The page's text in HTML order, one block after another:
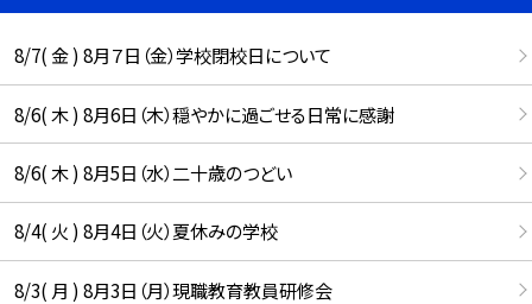
8/7( 金 ) 8月７日（金）学校閉校日について
8/6( 木 ) 8月6日（木）穏やかに過ごせる日常に感謝
8/6( 木 ) 8月5日（水）二十歳のつどい
8/4( 火 ) 8月4日（火）夏休みの学校
8/3( 月 ) 8月3日（月）現職教育教員研修会